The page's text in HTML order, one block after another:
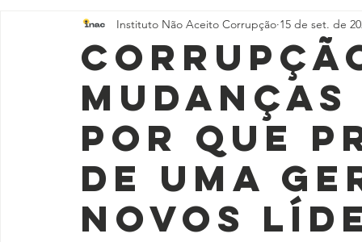
NOTA PÚBLICA CEID SBT News Rádio
por que
de uma
novos
Instituto Não Aceito Corrupção 15 de set. de